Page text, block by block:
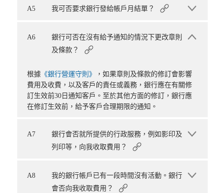
A5 我可否要求銀行發給帳戶月結單？
A6
銀行可否在沒有給予通知的情況下更改章則
及條款？
根據 《銀行營運守則》
，如果章則及條款的修訂會影響
費用及收費，以及客戶的責任或義務，銀行應在有關修
訂生效前30日通知客戶。至於其他方面的修訂，銀行應
在修訂生效前，給予客戶合理期限的通知。
A7
銀行會否就所提供的行政服務，例如影印及
列印等，向我收取費用？
A8
我的銀行帳戶已有一段時間沒有活動。銀行
會否向我收取費用？